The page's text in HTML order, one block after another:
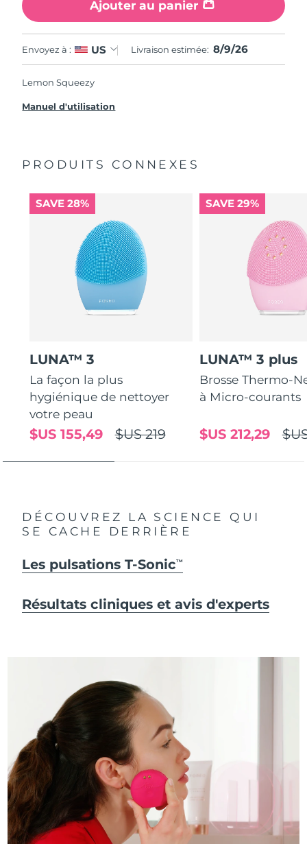
Ajouter au panier
Envoyez à : US Livraison estimée: 8/9/26
Lemon Squeezy
Manuel d'utilisation
PRODUITS CONNEXES
SAVE 28%
LUNA™ 3
La façon la plus
hygiénique de nettoyer
votre peau
$US 219
$US 155,49
SAVE 29%
LUNA™ 3 plus
Brosse Thermo-
à Micro-courants
$US 212,29
DÉCOUVREZ LA SCIENCE QUI
SE CACHE DERRIÈRE
Les pulsations T-SonicTM
Résultats cliniques et avis d'experts